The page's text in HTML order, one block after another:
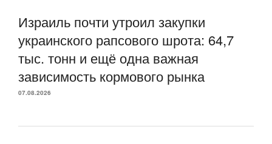
Израиль почти утроил закупки
украинского рапсового шрота: 64,7
тыс. тонн и ещё одна важная
зависимость кормового рынка
07.08.2026